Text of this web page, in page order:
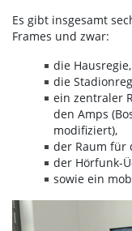
Es gibt insgesamt
Frames und zwar:
die Hausregie,
die
ein zentraler
den Amps
modifiziert),
der Raum für
der Hörfunk-
sowie ein